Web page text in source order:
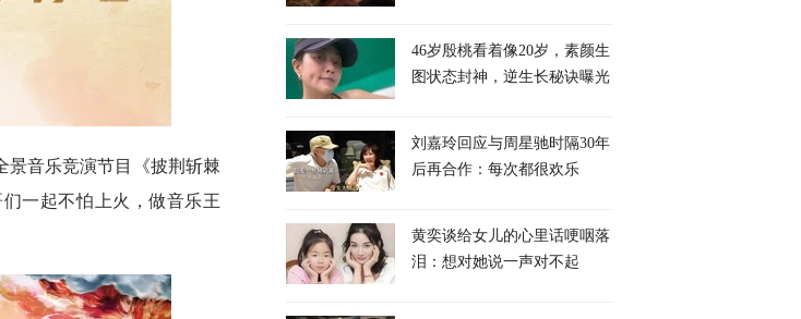
音乐竞演节目《披荆斩棘
一起不怕上火，做音乐王
46岁殷桃看着像20岁，素颜生
图状态封神，逆生长秘诀曝光
刘嘉玲回应与周星驰时隔30年
后再合作：每次都很欢乐
黄奕谈给女儿的心里话哽咽落
泪：想对她说一声对不起